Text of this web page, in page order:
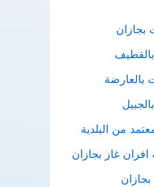
من البلدية
غاز بجازان